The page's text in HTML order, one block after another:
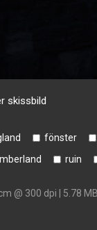
skissbild
fönster
ruin
@ 300 dpi | 5.78